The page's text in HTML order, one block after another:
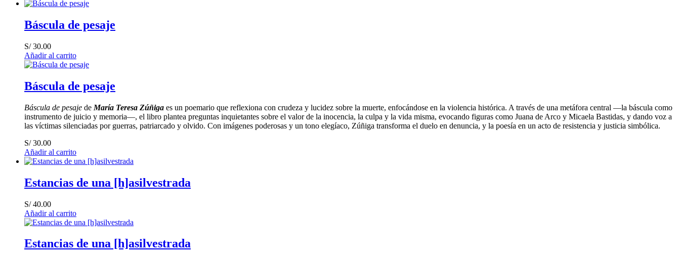
Báscula de pesaje
S/30.00
Añadir al carrito
Báscula de pesaje
Báscula de pesaje de María Teresa Zúñiga es un poemario que reflexiona con crudeza y lucidez sobre la muerte, enfocándose en la violencia histórica. A través de una metáfora central —la báscula como
instrumento de juicio y memoria—, el libro plantea preguntas inquietantes sobre el valor de la inocencia, la culpa y la vida misma, evocando figuras como Juana de Arco y Micaela Bastidas, y dando voz a
las víctimas silenciadas por guerras, patriarcado y olvido. Con imágenes poderosas y un tono elegíaco, Zúñiga transforma el duelo en denuncia, y la poesía en un acto de resistencia y justicia simbólica.
S/30.00
Añadir al carrito
Estancias de una [h]asilvestrada
S/40.00
Añadir al carrito
Estancias de una [h]asilvestrada